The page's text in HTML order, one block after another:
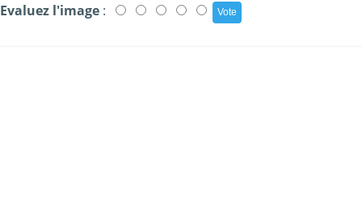
Evaluez l'image :